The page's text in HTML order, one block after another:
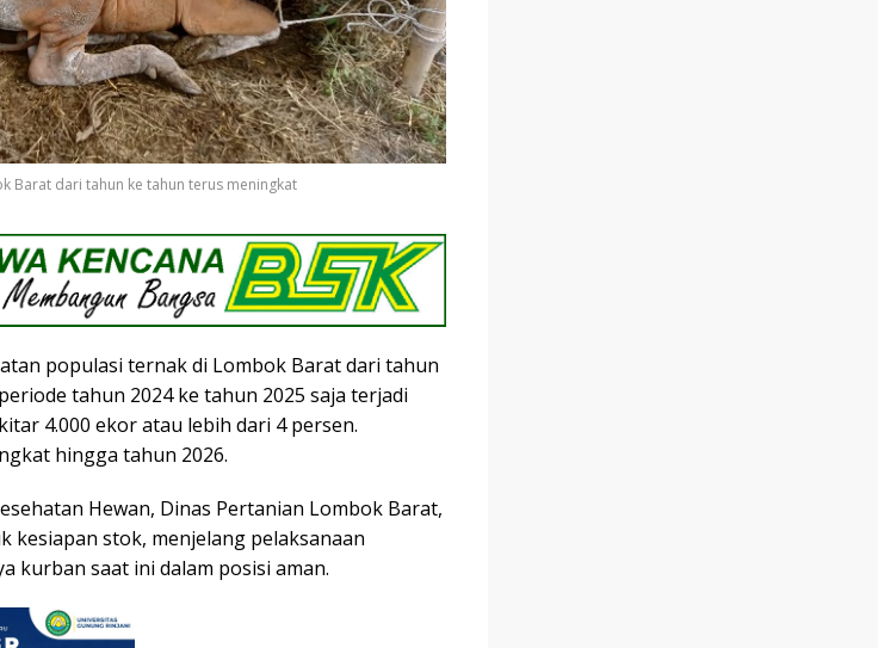
Barat dari tahun ke tahun terus meningkat
populasi ternak di Lombok Barat dari tahun
tahun 2024 ke tahun 2025 saja terjadi
4.000 ekor atau lebih dari 4 persen.
hingga tahun 2026.
Hewan, Dinas Pertanian Lombok Barat,
kesiapan stok, menjelang pelaksanaan
kurban saat ini dalam posisi aman.